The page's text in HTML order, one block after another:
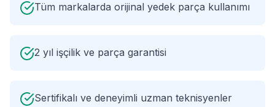
Tüm markalarda orijinal yedek parça kullanımı
2 yıl işçilik ve parça garantisi
Sertifikalı ve deneyimli uzman teknisyenler